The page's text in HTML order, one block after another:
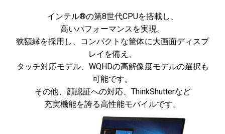
インテル®の第8世代CPUを搭載し、
高いパフォーマンスを実現。
狭額縁を採用し、コンパクトな筐体に大画面ディスプ
レイを備え、
タッチ対応モデル、WQHDの高解像度モデルの選択も
可能です。
その他、顔認証への対応、ThinkShutterなど
充実機能を誇る高性能モバイルです。